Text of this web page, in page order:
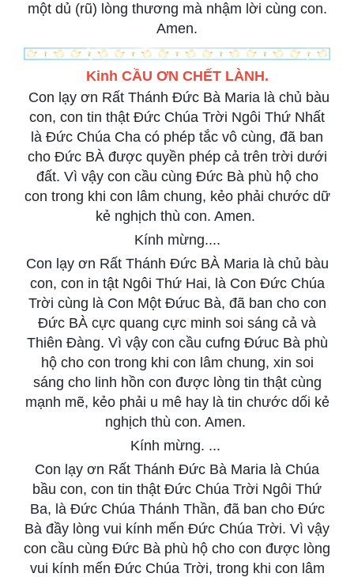
một dủ (rũ) lòng thương mà nhậm lời cùng con.
Amen.
Kinh CẦU ƠN CHẾT LÀNH.
Con lạy ơn Rất Thánh Đức Bà Maria là chủ bàu
con, con tin thật Đức Chúa Trời Ngôi Thứ Nhất
là Đức Chúa Cha có phép tắc vô cùng, đã ban
cho Đức BÀ được quyền phép cả trên trời dưới
đất. Vì vậy con cầu cùng Đức Bà phù hộ cho
con trong khi con lâm chung, kẻo phải chước dữ
kẻ nghịch thù con. Amen.
Kính mừng....
Con lạy ơn Rất Thánh Đức BÀ Maria là chủ bàu
con, con in tật Ngôi Thứ Hai, là Con Đức Chúa
Trời cùng là Con Một Đứuc Bà, đã ban cho con
Đức BÀ cực quang cực minh soi sáng cả và
Thiên Đàng. Vì vậy con cầu cufng Đứuc Bà phù
hộ cho con trong khi con lâm chung, xin soi
sáng cho linh hồn con được lòng tin thật cùng
mạnh mẽ, kẻo phải u mê hay là tin chước dối kẻ
nghịch thù con. Amen.
Kính mừng. ...
Con lạy ơn Rất Thánh Đức Bà Maria là Chúa
bầu con, con tin thật Đức Chúa Trời Ngôi Thứ
Ba, là Đức Chúa Thánh Thần, đã ban cho Đức
Bà đầy lòng vui kính mến Đức Chúa Trời. Vì vậy
con cầu cùng Đức Bà phù hộ cho con được lòng
vui kính mến Đức Chúa Trời, trong khi con lâm